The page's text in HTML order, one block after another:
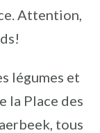
Attention,
légumes et
la Place des
tous